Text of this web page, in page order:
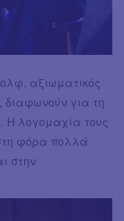
αξιωματικός
διαφωνούν για τη
Η λογομαχία τους
φόρα πολλά
στην